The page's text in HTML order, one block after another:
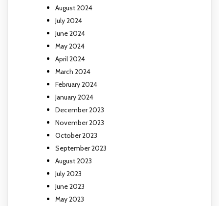
August 2024
July 2024
June 2024
May 2024
April 2024
March 2024
February 2024
January 2024
December 2023
November 2023
October 2023
September 2023
August 2023
July 2023
June 2023
May 2023